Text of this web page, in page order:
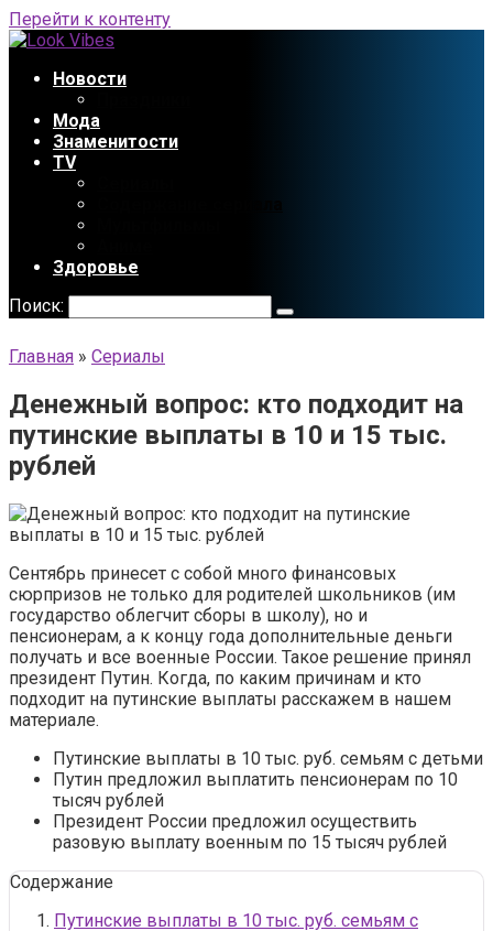
Перейти к контенту
Новости
Мода
Знаменитости
TV
Здоровье
Поиск:
Главная » Сериалы
Денежный вопрос: кто подходит на
путинские выплаты в 10 и 15 тыс.
рублей
Сентябрь принесет с собой много финансовых
сюрпризов не только для родителей школьников (им
государство облегчит сборы в школу), но и
пенсионерам, а к концу года дополнительные деньги
получать и все военные России. Такое решение принял
президент Путин. Когда, по каким причинам и кто
подходит на путинские выплаты расскажем в нашем
материале.
Путинские выплаты в 10 тыс. руб. семьям с детьми
Путин предложил выплатить пенсионерам по 10
тысяч рублей
Президент России предложил осуществить
разовую выплату военным по 15 тысяч рублей
Содержание
Путинские выплаты в 10 тыс. руб. семьям с